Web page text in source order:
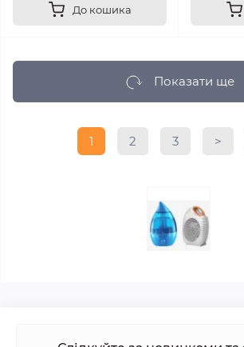
До кошика
Показати ще
1 2 3 >